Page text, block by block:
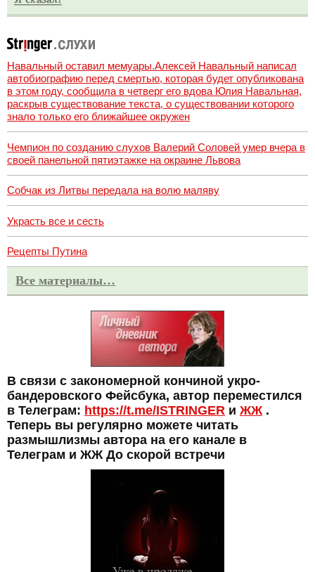
Навальный оставил мемуары.Алексей Навальный написал
автобиографию перед смертью, которая будет опубликована
в этом году, сообщила в четверг его вдова Юлия Навальная,
раскрыв существование текста, о существовании которого
знало только его ближайшее окружен
Чемпион по созданию слухов Валерий Соловей умер вчера в
своей панельной пятиэтажке на окраине Львова
Собчак из Литвы передала на волю маляву
Украсть все и сесть
Рецепты Путина
Все материалы…
В связи с закономерной кончиной укро-
бандеровского Фейсбука, автор переместился
в Телеграм: https://t.me/ISTRINGER и ЖЖ .
Теперь вы регулярно можете читать
размышлизмы автора на его канале в
Телеграм и ЖЖ До скорой встречи